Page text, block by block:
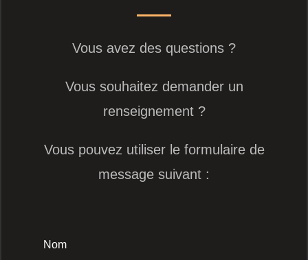
Vous avez des questions ?
Vous souhaitez demander un
renseignement ?
Vous pouvez utiliser le formulaire de
message suivant :